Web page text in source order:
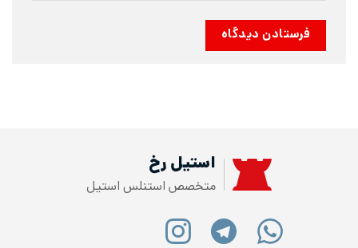
استیل رخ
متخصص استنلس استیل